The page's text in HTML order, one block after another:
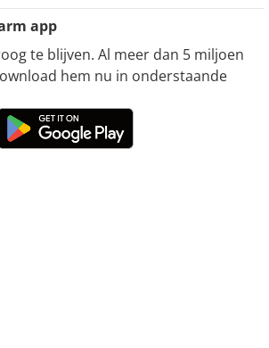
app
te blijven. Al meer dan 5 miljoen
hem nu in onderstaande